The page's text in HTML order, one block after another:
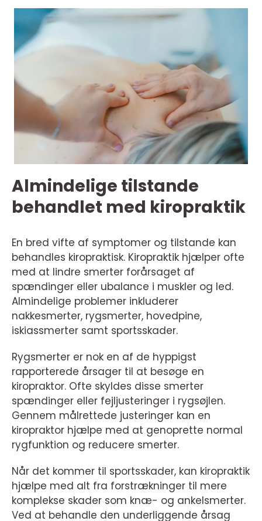
Almindelige tilstande
behandlet med kiropraktik
En bred vifte af symptomer og tilstande kan
behandles kiropraktisk. Kiropraktik hjælper ofte
med at lindre smerter forårsaget af
spændinger eller ubalance i muskler og led.
Almindelige problemer inkluderer
nakkesmerter, rygsmerter, hovedpine,
iskiassmerter samt sportsskader.
Rygsmerter er nok en af de hyppigst
rapporterede årsager til at besøge en
kiropraktor. Ofte skyldes disse smerter
spændinger eller fejljusteringer i rygsøjlen.
Gennem målrettede justeringer kan en
kiropraktor hjælpe med at genoprette normal
rygfunktion og reducere smerter.
Når det kommer til sportsskader, kan kiropraktik
hjælpe med alt fra forstrækninger til mere
komplekse skader som knæ- og ankelsmerter.
Ved at behandle den underliggende årsag